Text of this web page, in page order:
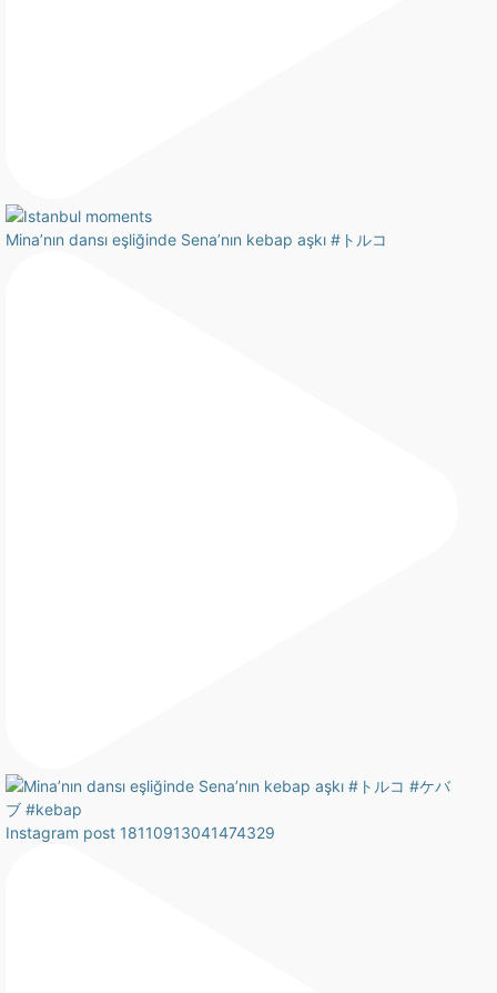
Mina’nın dansı eşliğinde Sena’nın kebap aşkı #トルコ
Instagram post 18110913041474329